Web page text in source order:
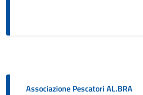
Associazione Pescatori AL.BRA